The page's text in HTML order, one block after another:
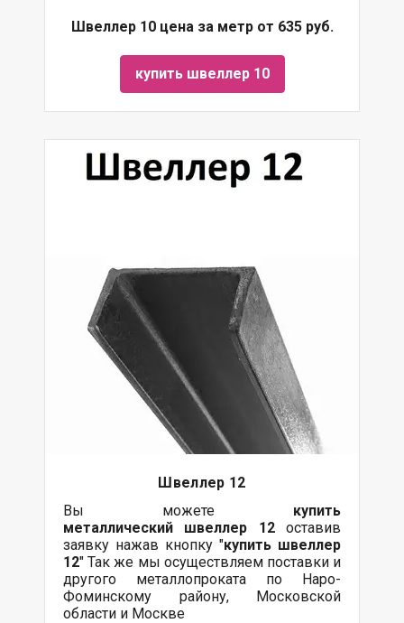
Швеллер 10 цена за метр от 635 руб.
купить швеллер 10
Швеллер 12
Вы можете купить
металлический швеллер 12оставив
заявку нажав кнопку "купить швеллер
12" Так же мы осуществляем поставки и
другого металлопроката по Наро-
Фоминскому району, Московской
области и Москве